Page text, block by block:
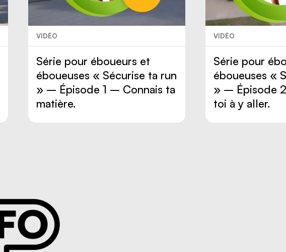
VIDÉO
Série pour éboueurs et
éboueuses « Sécurise ta run
» – Épisode 1 – Connais ta
matière.
VIDÉO
Série pour
éboueuses «
» – Épisode
toi à y aller.